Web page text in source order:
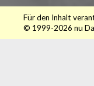
Für den Inhalt
© 1999-2026 nu